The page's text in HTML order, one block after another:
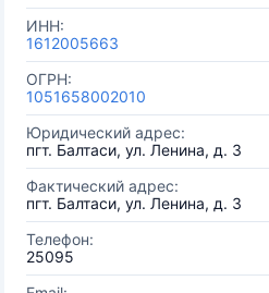
ИНН:
1612005663
ОГРН:
1051658002010
Юридический адрес:
пгт. Балтаси, ул. Ленина, д. 3
Фактический адрес:
пгт. Балтаси, ул. Ленина, д. 3
Телефон:
25095